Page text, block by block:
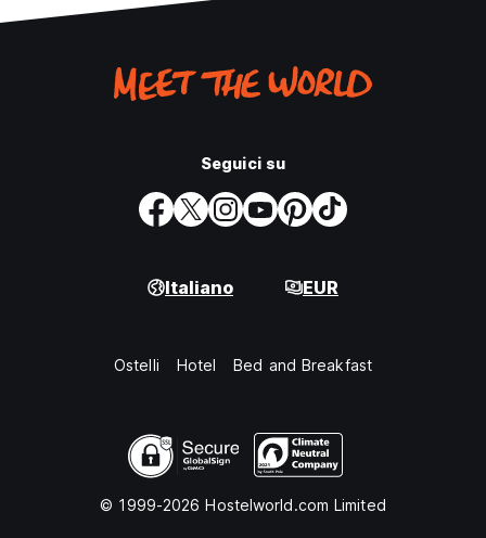
Seguici su
Italiano EUR
Ostelli Hotel Bed and Breakfast
© 1999-2026 Hostelworld.com Limited